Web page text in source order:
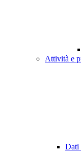
Attività e
Dati